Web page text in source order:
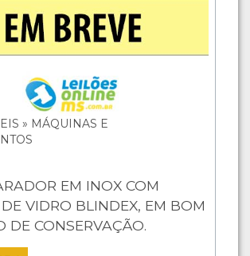
» MÁQUINAS E
EM INOX COM
VIDRO BLINDEX, EM BOM
DE CONSERVAÇÃO.